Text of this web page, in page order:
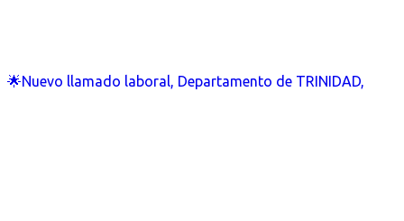
🌟Nuevo llamado laboral, Departamento de TRINIDAD,